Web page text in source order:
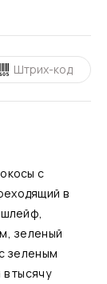
Штрих-код
с
в
зеленый
зеленым
тысячу